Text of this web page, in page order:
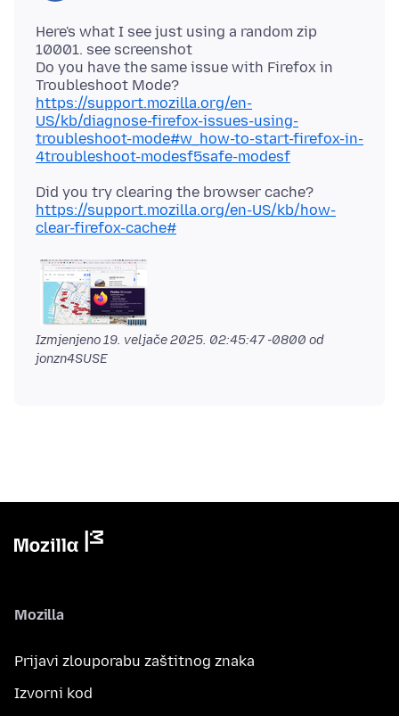
Here's what I see just using a random zip
10001. see screenshot
Do you have the same issue with Firefox in
Troubleshoot Mode?
https://support.mozilla.org/en-
US/kb/diagnose-firefox-issues-using-
troubleshoot-mode#w_how-to-start-firefox-in-
4troubleshoot-modesf5safe-modesf
Did you try clearing the browser cache?
https://support.mozilla.org/en-US/kb/how-
clear-firefox-cache#
Izmjenjeno19. veljače 2025. 02:45:47 -0800 od
jonzn4SUSE
Mozilla
Prijavi zlouporabu zaštitnog znaka
Izvorni kod